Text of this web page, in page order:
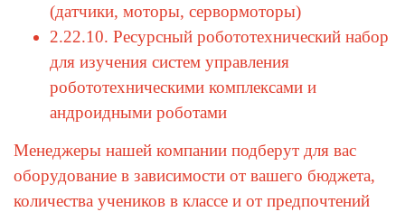
(датчики, моторы, сервормоторы)
2.22.10. Ресурсный робототехнический набор
для изучения систем управления
робототехническими комплексами и
андроидными роботами
Менеджеры нашей компании подберут для вас
оборудование в зависимости от вашего бюджета,
количества учеников в классе и от предпочтений